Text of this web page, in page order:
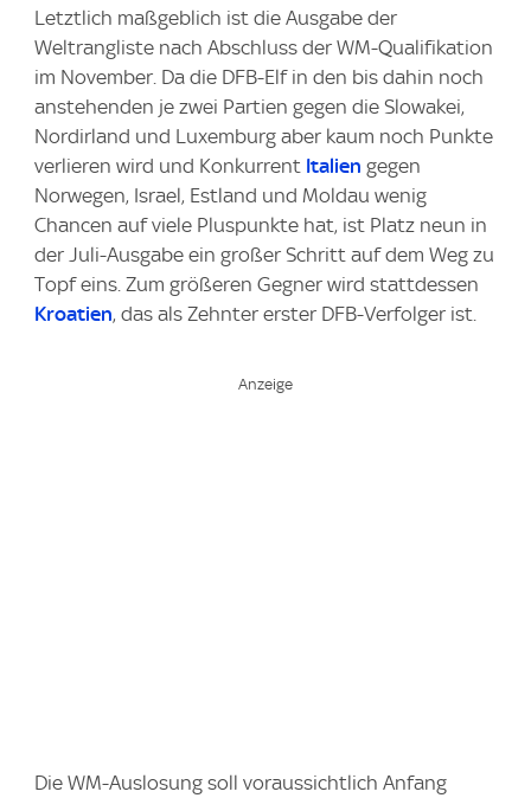
Letztlich maßgeblich ist die Ausgabe der
Weltrangliste nach Abschluss der WM-Qualifikation
im November. Da die DFB-Elf in den bis dahin noch
anstehenden je zwei Partien gegen die Slowakei,
Nordirland und Luxemburg aber kaum noch Punkte
verlieren wird und Konkurrent Italien gegen
Norwegen, Israel, Estland und Moldau wenig
Chancen auf viele Pluspunkte hat, ist Platz neun in
der Juli-Ausgabe ein großer Schritt auf dem Weg zu
Topf eins. Zum größeren Gegner wird stattdessen
Kroatien, das als Zehnter erster DFB-Verfolger ist.
Die WM-Auslosung soll voraussichtlich Anfang